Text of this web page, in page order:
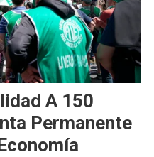
A 150
Permanente